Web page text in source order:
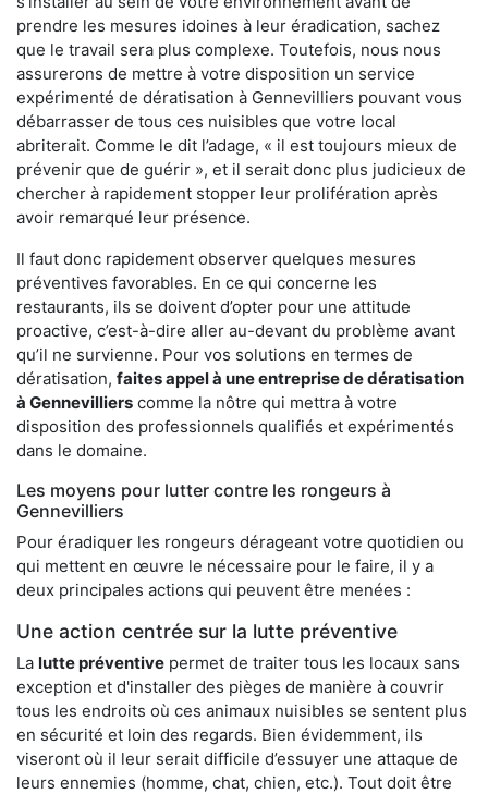
prendre les mesures idoines à leur éradication, sachez
que le travail sera plus complexe. Toutefois, nous nous
assurerons de mettre à votre disposition un service
expérimenté de dératisation à Gennevilliers pouvant vous
débarrasser de tous ces nuisibles que votre local
abriterait. Comme le dit l’adage, « il est toujours mieux de
prévenir que de guérir », et il serait donc plus judicieux de
chercher à rapidement stopper leur prolifération après
avoir remarqué leur présence.
Il faut donc rapidement observer quelques mesures
préventives favorables. En ce qui concerne les
restaurants, ils se doivent d’opter pour une attitude
proactive, c’est-à-dire aller au-devant du problème avant
qu’il ne survienne. Pour vos solutions en termes de
dératisation, faites appel à une entreprise de dératisation
à Gennevilliers comme la nôtre qui mettra à votre
disposition des professionnels qualifiés et expérimentés
dans le domaine.
Les moyens pour lutter contre les rongeurs à
Gennevilliers
Pour éradiquer les rongeurs dérageant votre quotidien ou
qui mettent en œuvre le nécessaire pour le faire, il y a
deux principales actions qui peuvent être menées :
Une action centrée sur la lutte préventive
La lutte préventive permet de traiter tous les locaux sans
exception et d'installer des pièges de manière à couvrir
tous les endroits où ces animaux nuisibles se sentent plus
en sécurité et loin des regards. Bien évidemment, ils
viseront où il leur serait difficile d’essuyer une attaque de
leurs ennemies (homme, chat, chien, etc.). Tout doit être